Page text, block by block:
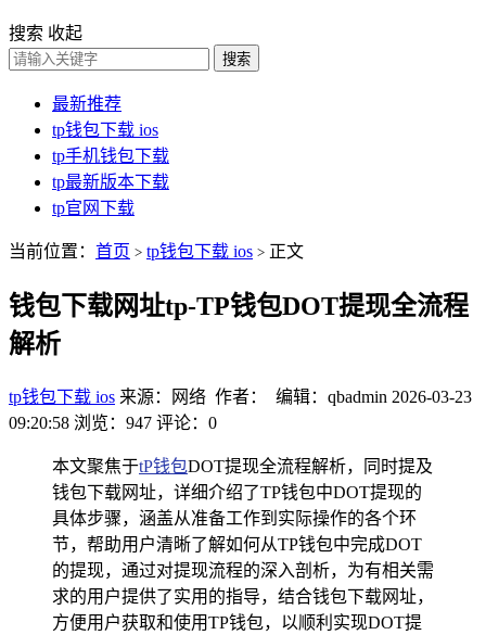
搜索 收起
搜索
最新推荐
tp钱包下载 ios
tp手机钱包下载
tp最新版本下载
tp官网下载
当前位置： 首页 > tp钱包下载 ios > 正文
钱包下载网址tp-TP钱包DOT提现全流程
解析
tp钱包下载 ios 来源：网络 作者： 编辑：qbadmin 2026-03-23
09:20:58 浏览：947 评论：0
本文聚焦于tP钱包DOT提现全流程解析，同时提及
钱包下载网址，详细介绍了TP钱包中DOT提现的
具体步骤，涵盖从准备工作到实际操作的各个环
节，帮助用户清晰了解如何从TP钱包中完成DOT
的提现，通过对提现流程的深入剖析，为有相关需
求的用户提供了实用的指导，结合钱包下载网址，
方便用户获取和使用TP钱包，以顺利实现DOT提